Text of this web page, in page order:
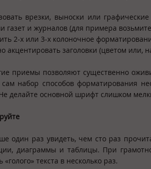
врезки, выноски или
газет и журналов (для примера
2-х или 3-х колоночное
акцентировать заголовки (цветом или,
приемы позволяют существенно
набор способов форматирования
делайте основной шрифт слишком
один раз увидеть, чем сто раз
диаграммы и таблицы. При
«голого» текста в несколько раз.